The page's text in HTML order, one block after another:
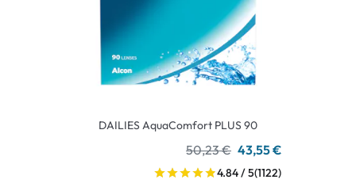
DAILIES AquaComfort PLUS 90
50,23 € 43,55 €
4.84 / 5(1122)